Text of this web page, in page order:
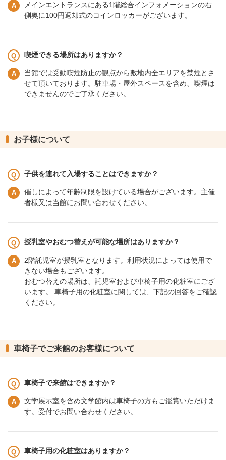
メインエントランスにある1階総合インフォメーションの右
側奥に100円返却式のコインロッカーがございます。
喫煙できる場所はありますか？
当館では受動喫煙防止の観点から敷地内全エリアを禁煙とさ
せて頂いております。駐車場・屋外スペースを含め、喫煙は
できませんのでご了承ください。
お子様について
子供を連れて入場することはできますか？
催しによって年齢制限を設けている場合がございます。主催
者様又は当館にお問い合わせください。
授乳室やおむつ替えが可能な場所はありますか？
2階託児室が授乳室となります。利用状況によっては使用で
きない場合もございます。
おむつ替えの場所は、託児室および車椅子用の化粧室にござ
います。 車椅子用の化粧室に関しては、下記の回答をご確認
ください。
車椅子でご来館のお客様について
車椅子で来館はできますか？
文学展示室を含め文学館内は車椅子の方もご鑑賞いただけま
す。受付でお問い合わせください。
車椅子用の化粧室はありますか？